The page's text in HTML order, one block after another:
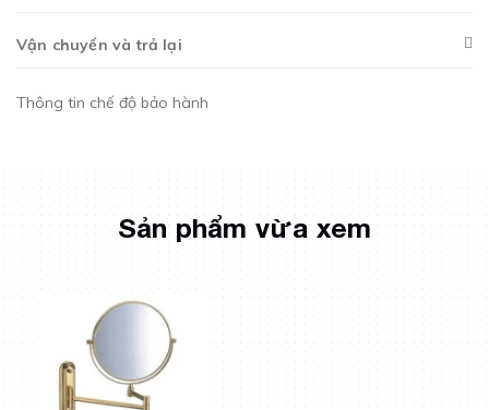
Vận chuyển và trả lại
Thông tin chế độ bảo hành
Sản phẩm vừa xem